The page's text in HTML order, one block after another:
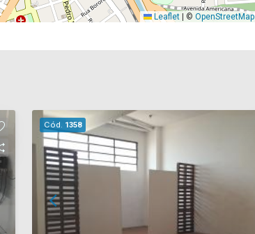
Leaflet © OpenStreetMap
Cód. 1358